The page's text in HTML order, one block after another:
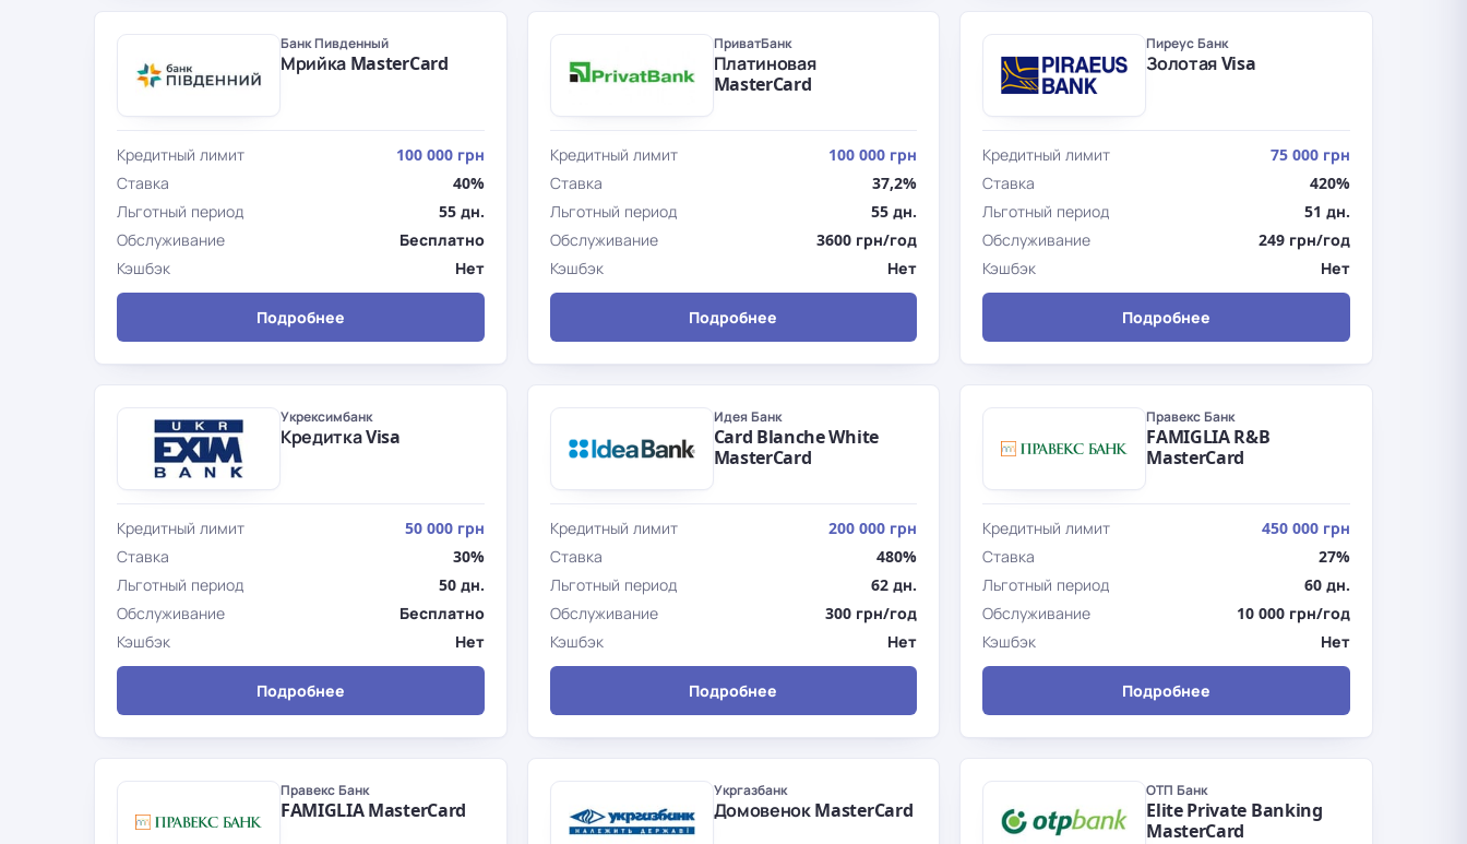
Банк Пивденный
Мрийка MasterCard
Кредитный лимит
100 000 грн
Ставка
40%
Льготный период
55 дн.
Обслуживание
Бесплатно
Кэшбэк
Нет
Подробнее
ПриватБанк
Платиновая
MasterCard
Кредитный лимит
100 000 грн
Ставка
37,2%
Льготный период
55 дн.
Обслуживание
3600 грн/год
Кэшбэк
Нет
Подробнее
Пиреус Банк
Золотая Visa
Кредитный лимит
75 000 грн
Ставка
420%
Льготный период
51 дн.
Обслуживание
249 грн/год
Кэшбэк
Нет
Подробнее
Укрексимбанк
Кредитка Visa
Кредитный лимит
50 000 грн
Ставка
30%
Льготный период
50 дн.
Обслуживание
Бесплатно
Кэшбэк
Нет
Подробнее
Идея Банк
Card Blanche White
MasterCard
Кредитный лимит
200 000 грн
Ставка
480%
Льготный период
62 дн.
Обслуживание
300 грн/год
Кэшбэк
Нет
Подробнее
Правекс Банк
FAMIGLIA R&B
MasterCard
Кредитный лимит
450 000 грн
Ставка
27%
Льготный период
60 дн.
Обслуживание
10 000 грн/год
Кэшбэк
Нет
Подробнее
Правекс Банк
FAMIGLIA MasterCard
Укргазбанк
Домовенок MasterCard
ОТП Банк
Elite Private Banking
MasterCard